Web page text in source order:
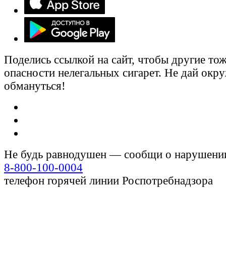
Поделись ссылкой на сайт, чтобы другие
опасности нелегальных сигарет. Не дай
обмануться!
Не будь равнодушен — сообщи о
8-800-100-0004
телефон горячей линии Роспотребнадзора